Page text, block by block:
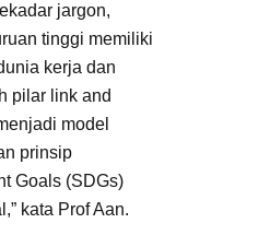
jargon,
tinggi memiliki
kerja dan
pilar link and
model
prinsip
Goals (SDGs)
kata Prof Aan.